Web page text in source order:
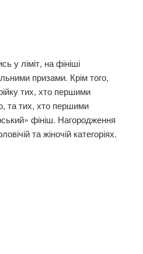
у ліміт, на фініші
призами. Крім того,
тих, хто першими
та тих, хто першими
фініш. Нагородження
та жіночій категоріях.